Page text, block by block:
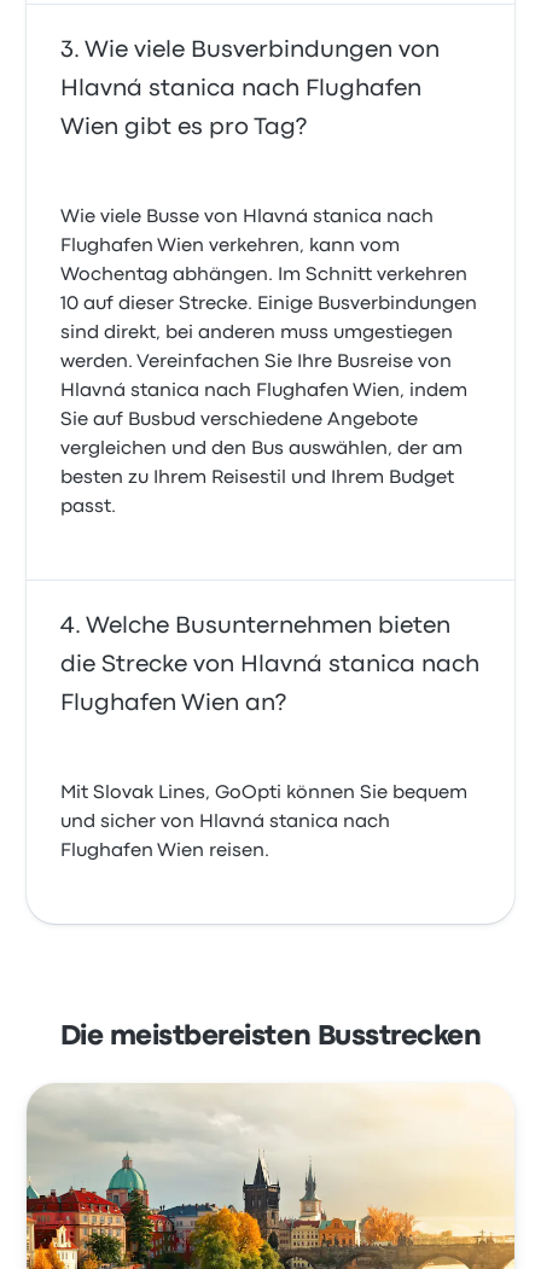
Wie viele Busverbindungen von
Hlavná stanica nach Flughafen
Wien gibt es pro Tag?
Wie viele Busse von Hlavná stanica nach
Flughafen Wien verkehren, kann vom
Wochentag abhängen. Im Schnitt verkehren
10 auf dieser Strecke. Einige Busverbindungen
sind direkt, bei anderen muss umgestiegen
werden. Vereinfachen Sie Ihre Busreise von
Hlavná stanica nach Flughafen Wien, indem
Sie auf Busbud verschiedene Angebote
vergleichen und den Bus auswählen, der am
besten zu Ihrem Reisestil und Ihrem Budget
passt.
Welche Busunternehmen bieten
die Strecke von Hlavná stanica nach
Flughafen Wien an?
Mit Slovak Lines, GoOpti können Sie bequem
und sicher von Hlavná stanica nach
Flughafen Wien reisen.
Die meistbereisten Busstrecken